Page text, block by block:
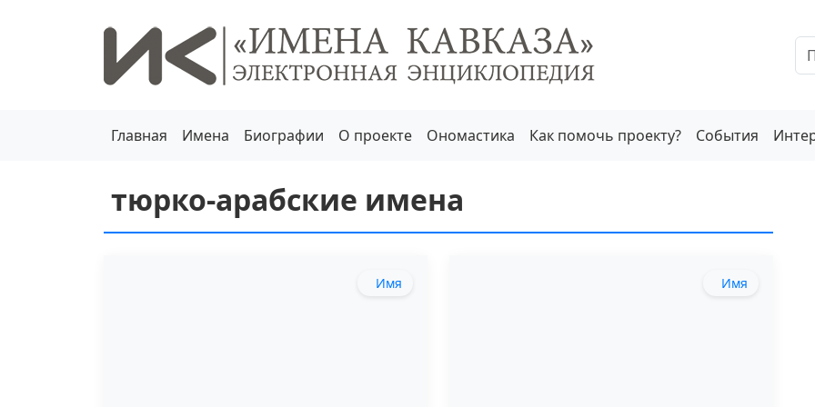
Главная Имена Биографии О проекте Ономастика Как помочь проекту? События
тюрко-арабские имена
Имя Имя